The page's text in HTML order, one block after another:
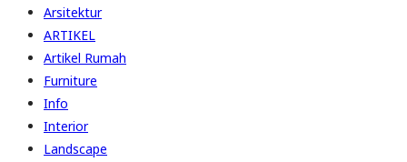
Arsitektur
ARTIKEL
Artikel Rumah
Furniture
Info
Interior
Landscape